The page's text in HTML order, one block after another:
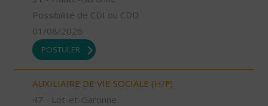
Possibilité de CDI ou CDD
01/08/2026
POSTULER
AUXILIAIRE DE VIE SOCIALE (H/F)
47 - Lot-et-Garonne